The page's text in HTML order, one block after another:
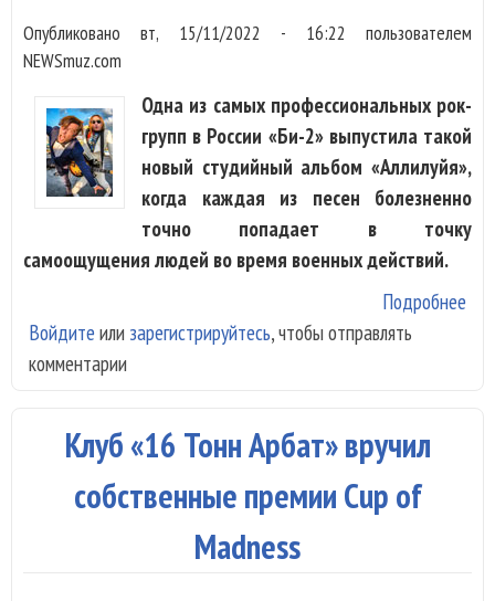
Опубликовановт, 15/11/2022 - 16:22 пользователем
NEWSmuz.com
Одна из самых профессиональных рок-
групп в России «Би-2» выпустила такой
новый студийный альбом «Аллилуйя»,
когда каждая из песен болезненно
точно попадает в точку
самоощущения людей во время военных действий.
Подробнее
Войдите или зарегистрируйтесь, чтобы отправлять
комментарии
Клуб «16 Тонн Арбат» вручил
собственные премии Cup of
Madness